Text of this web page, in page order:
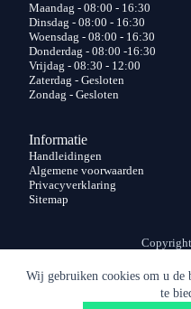
Wij gebruiken cookies om u de
te
Maandag - 08:00 - 16:30
Dinsdag - 08:00 - 16:30
Woensdag - 08:00 - 16:30
Donderdag - 08:00 -16:30
Vrijdag - 08:30 - 12:00
Zaterdag - Gesloten
Zondag - Gesloten
Informatie
Handleidingen
Algemene voorwaarden
Privacyverklaring
Sitemap